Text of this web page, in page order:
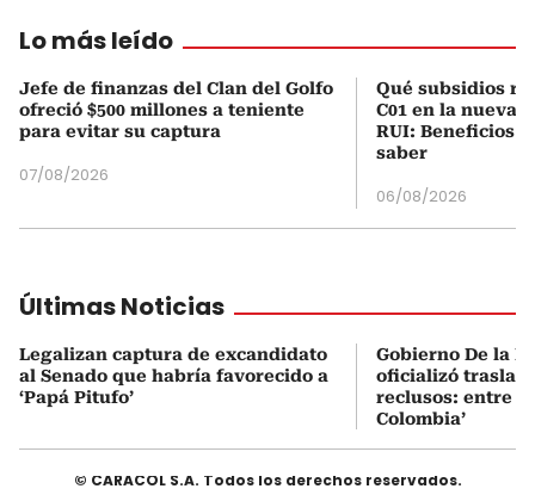
Lo más leído
Jefe de finanzas del Clan del Golfo
ofreció $500 millones a teniente
para evitar su captura
07/08/2026
Qué subsidios
C01 en la nueva
RUI: Beneficios
saber
06/08/2026
Últimas Noticias
Legalizan captura de excandidato
al Senado que habría favorecido a
‘Papá Pitufo’
Gobierno De la
oficializó
reclusos: entre
Colombia’
© CARACOL S.A. Todos los derechos reservados.